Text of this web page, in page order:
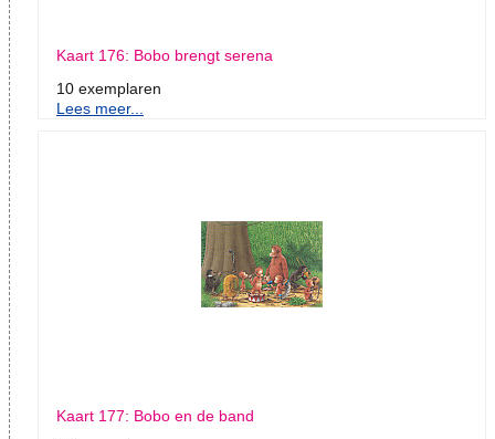
Kaart 176: Bobo brengt serena
10 exemplaren
Lees meer...
Kaart 177: Bobo en de band